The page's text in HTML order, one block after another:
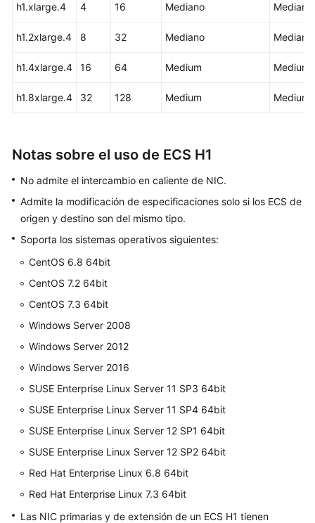
h1.xlarge.4 4 16 Mediano Mediano
h1.2xlarge.4 8 32 Mediano Mediano
h1.4xlarge.4 16 64 Medium Medium
h1.8xlarge.4 32 128 Medium Medium
Notas sobre el uso de ECS H1
No admite el intercambio en caliente de NIC.
Admite la modificación de especificaciones solo si los ECS de
origen y destino son del mismo tipo.
Soporta los sistemas operativos siguientes:
CentOS 6.8 64bit
CentOS 7.2 64bit
CentOS 7.3 64bit
Windows Server 2008
Windows Server 2012
Windows Server 2016
SUSE Enterprise Linux Server 11 SP3 64bit
SUSE Enterprise Linux Server 11 SP4 64bit
SUSE Enterprise Linux Server 12 SP1 64bit
SUSE Enterprise Linux Server 12 SP2 64bit
Red Hat Enterprise Linux 6.8 64bit
Red Hat Enterprise Linux 7.3 64bit
Las NIC primarias y de extensión de un ECS H1 tienen